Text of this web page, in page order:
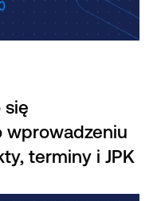
się
wprowadzeniu
terminy i JPK